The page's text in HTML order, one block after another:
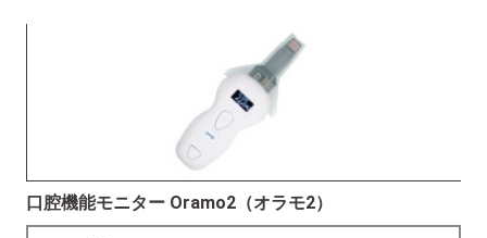
口腔機能モニター Oramo2（オラモ2）